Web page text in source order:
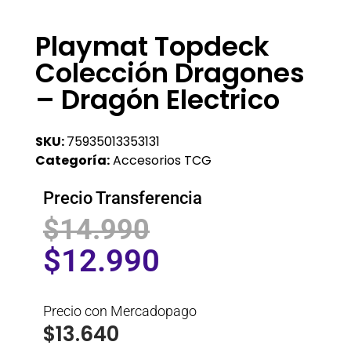
Playmat Topdeck
Colección Dragones
– Dragón Electrico
SKU:75935013353131
Categoría:Accesorios TCG
Precio Transferencia
$14.990
$12.990
Precio con Mercadopago
$13.640